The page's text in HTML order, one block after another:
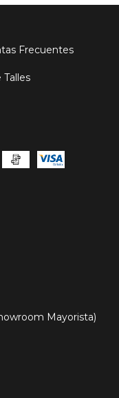
Frecuentes
Talles
Mayorista)